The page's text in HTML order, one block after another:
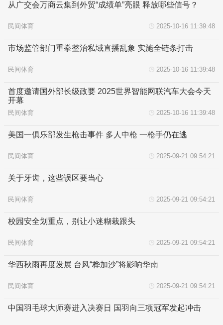
从广交会万商云集到外贸“成绩单”亮眼 释放哪些信号？
民间体育 2025-10-16 11:39:48
市场监管部门重拳整治私域直播乱象 实施全链条打击
民间体育 2025-10-16 11:39:48
首度邀请国外部长级政要 2025世界智能网联汽车大会今天
开幕
民间体育 2025-10-16 11:39:48
美国一俱乐部发生枪击事件 多人中枪 一枪手仍在逃
民间体育 2025-09-21 09:54:21
关于牙齿，这些误区要当心
民间体育 2025-09-21 09:54:21
校园安全划重点，别让小迷糊栽跟头
民间体育 2025-09-21 09:54:21
华西秋雨再度发展 台风“桦加沙”将影响华南
民间体育 2025-09-21 09:54:21
中国羽毛球大师赛进入决赛日 国羽向三项冠军发起冲击